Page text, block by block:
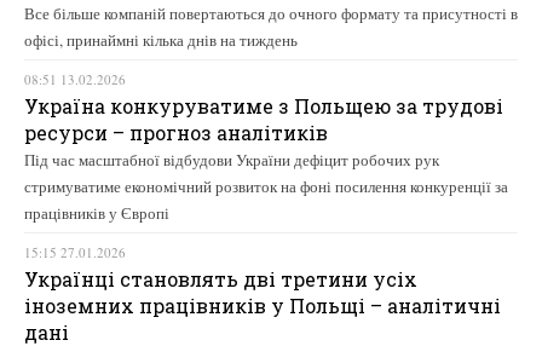
Все більше компаній повертаються до очного формату та присутності в
офісі, принаймні кілька днів на тиждень
08:51 13.02.2026
Україна конкуруватиме з Польщею за трудові
ресурси – прогноз аналітиків
Під час масштабної відбудови України дефіцит робочих рук
стримуватиме економічний розвиток на фоні посилення конкуренції за
працівників у Європі
15:15 27.01.2026
Українці становлять дві третини усіх
іноземних працівників у Польщі – аналітичні
дані